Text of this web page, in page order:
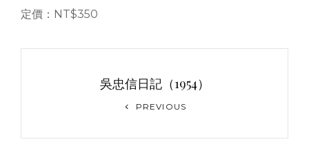
定價：NT$350
吳忠信日記（1954）
PREVIOUS